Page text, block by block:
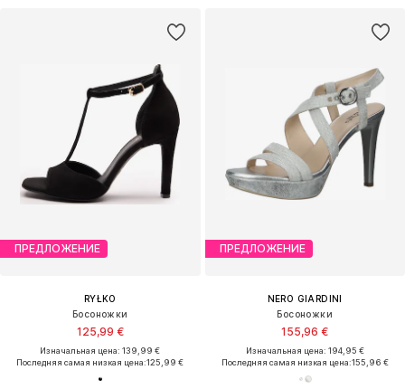
ПРЕДЛОЖЕНИЕ
RYŁKO
Босоножки
125,99 €
Изначальная цена: 139,99 €
Последняя самая низкая цена:125,99 €
ПРЕДЛОЖЕНИЕ
NERO GIARDINI
Босоножки
155,96 €
Изначальная цена: 194,95 €
Последняя самая низкая цена:155,96 €